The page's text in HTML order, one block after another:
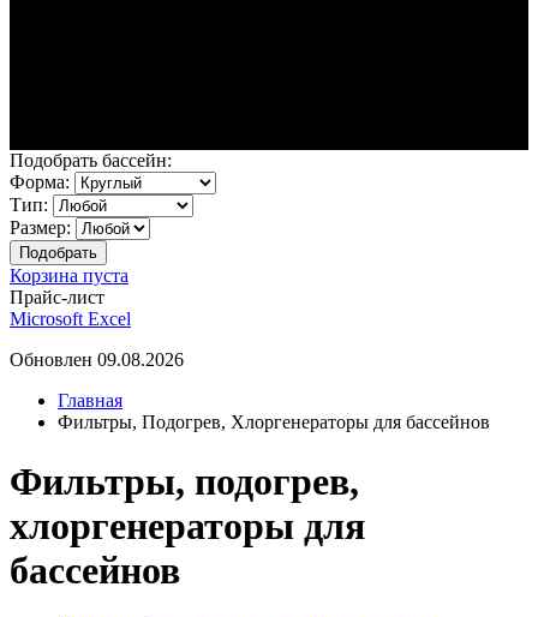
Подобрать бассейн:
Форма:
Тип:
Размер:
Корзина пуста
Прайс-лист
Microsoft Excel
Обновлен 09.08.2026
Главная
Фильтры, Подогрев, Хлоргенераторы для бассейнов
Фильтры, подогрев,
хлоргенераторы для
бассейнов